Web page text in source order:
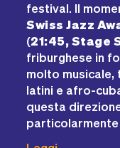
festival. Il
Swiss Jazz
(21:45, Stage
friburghese in
molto musicale,
latini e afro-
questa